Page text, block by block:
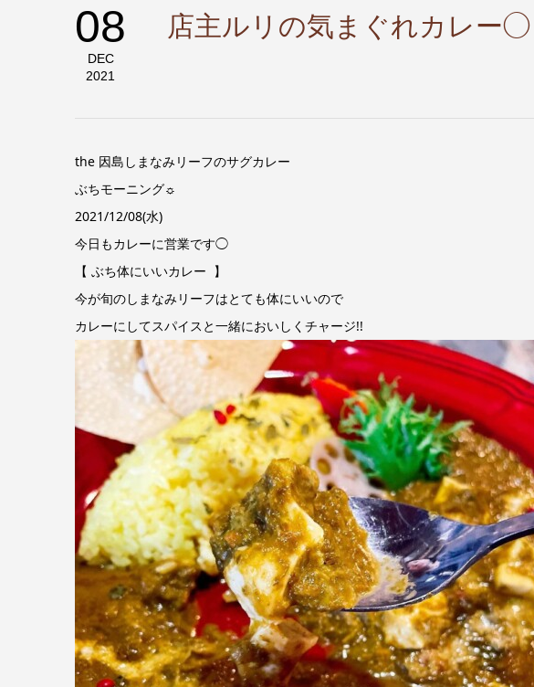
08
DEC
2021
店主ルリの気まぐれカレー
the 因島しまなみリーフのサグカレー
ぶちモーニング☼
2021/12/08(水)
今日もカレーに営業です◯
【 ぶち体にいいカレー 】
今が旬のしまなみリーフはとても体にいいので
カレーにしてスパイスと一緒においしくチャージ!!